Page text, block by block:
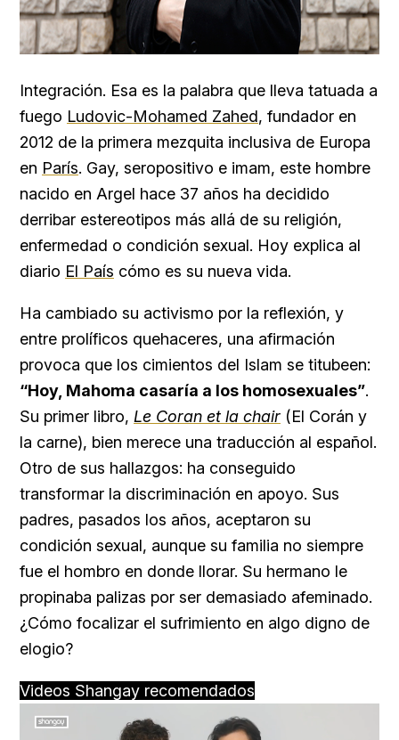
Integración. Esa es la palabra que lleva tatuada a
fuego Ludovic-Mohamed Zahed, fundador en
2012 de la primera mezquita inclusiva de Europa
en París. Gay, seropositivo e imam, este hombre
nacido en Argel hace 37 años ha decidido
derribar estereotipos más allá de su religión,
enfermedad o condición sexual. Hoy explica al
diario El País cómo es su nueva vida.
Ha cambiado su activismo por la reflexión, y
entre prolíficos quehaceres, una afirmación
provoca que los cimientos del Islam se titubeen:
“Hoy, Mahoma casaría a los homosexuales”.
Su primer libro, Le Coran et la chair (El Corán y
la carne), bien merece una traducción al español.
Otro de sus hallazgos: ha conseguido
transformar la discriminación en apoyo. Sus
padres, pasados los años, aceptaron su
condición sexual, aunque su familia no siempre
fue el hombro en donde llorar. Su hermano le
propinaba palizas por ser demasiado afeminado.
¿Cómo focalizar el sufrimiento en algo digno de
elogio?
Videos Shangay recomendados